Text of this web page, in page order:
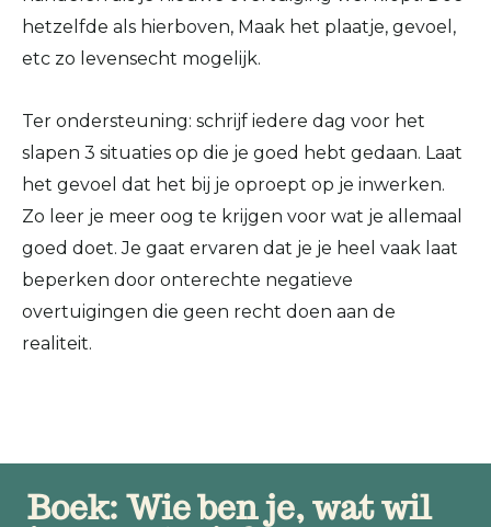
hetzelfde als hierboven, Maak het plaatje, gevoel,
etc zo levensecht mogelijk.
Ter ondersteuning: schrijf iedere dag voor het
slapen 3 situaties op die je goed hebt gedaan. Laat
het gevoel dat het bij je oproept op je inwerken.
Zo leer je meer oog te krijgen voor wat je allemaal
goed doet. Je gaat ervaren dat je je heel vaak laat
beperken door onterechte negatieve
overtuigingen die geen recht doen aan de
realiteit.
Boek: Wie ben je, wat wil